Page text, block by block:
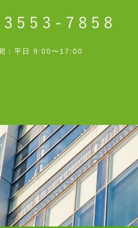
：平日 9:00〜17:00